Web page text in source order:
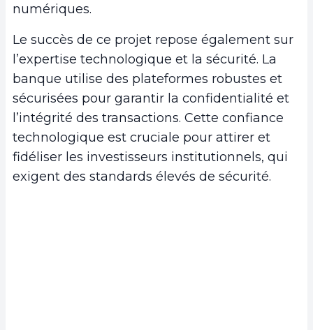
numériques.
Le succès de ce projet repose également sur
l’expertise technologique et la sécurité. La
banque utilise des plateformes robustes et
sécurisées pour garantir la confidentialité et
l’intégrité des transactions. Cette confiance
technologique est cruciale pour attirer et
fidéliser les investisseurs institutionnels, qui
exigent des standards élevés de sécurité.